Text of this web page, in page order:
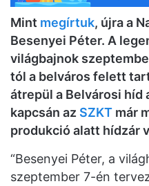
Mint megírtuk, újra a
Besenyei Péter. A
világbajnok
tól a belváros felett
átrepül a Belvárosi híd
kapcsán az SZKT már
produkció alatt hídzár
“Besenyei Péter, a
szeptember 7-én